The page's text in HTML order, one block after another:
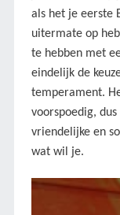
als het je eerste
uitermate op
te hebben met
eindelijk de
temperament.
voorspoedig,
vriendelijke en
wat wil je.